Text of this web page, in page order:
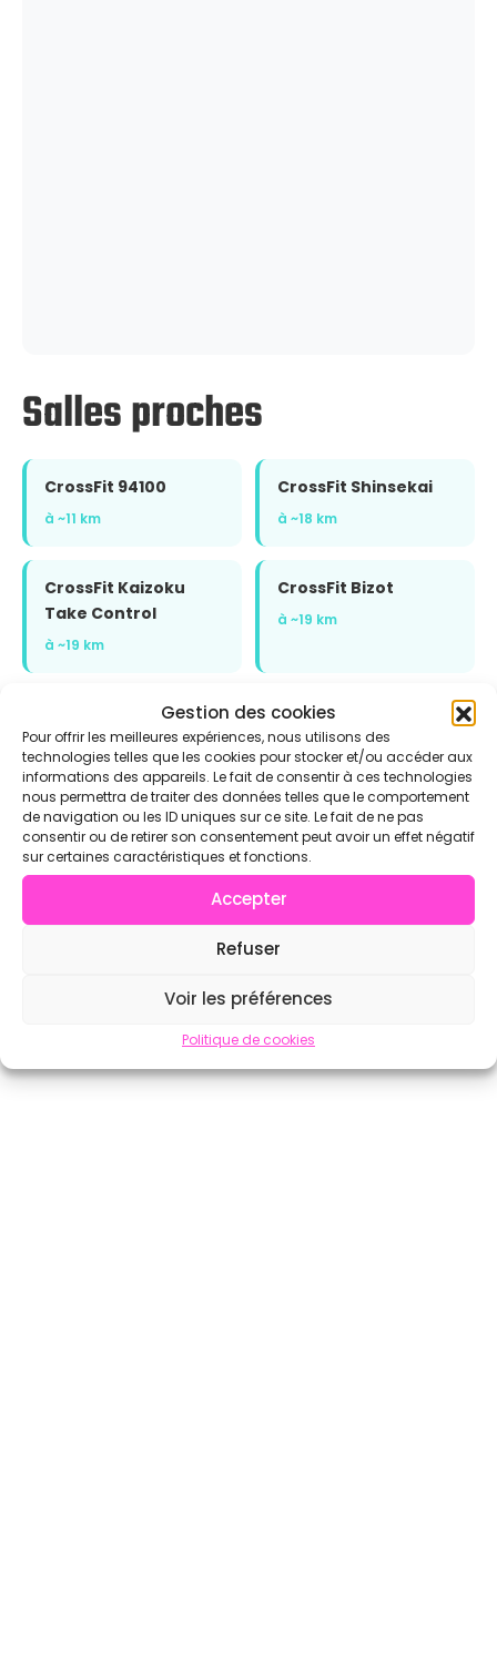
Gestion des cookies
Pour offrir les meilleures expériences, nous utilisons des
technologies telles que les cookies pour stocker et/ou accéder aux
informations des appareils. Le fait de consentir à ces technologies
nous permettra de traiter des données telles que le comportement
de navigation ou les ID uniques sur ce site. Le fait de ne pas
consentir ou de retirer son consentement peut avoir un effet négatif
sur certaines caractéristiques et fonctions.
Accepter
Refuser
Voir les préférences
Politique de cookies
Salles proches
CrossFit 94100
à ~11 km
CrossFit Shinsekai
à ~18 km
CrossFit Kaizoku
Take Control
à ~19 km
CrossFit Bizot
à ~19 km
Voir l'annuaire complet sur CrossFit.com →